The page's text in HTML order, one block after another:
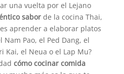
una vuelta por el Lejano
sabor de la cocina Thai,
aprender a elaborar platos
Pao, el Ped Dang, el
Kai, el Neua o el Lap Mu?
cómo cocinar comida